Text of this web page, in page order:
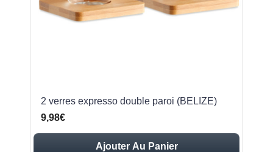
2 verres expresso double paroi (BELIZE)
9,98€
Ajouter Au Panier